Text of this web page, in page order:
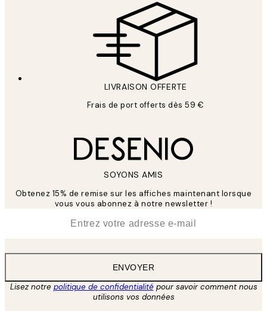
LIVRAISON OFFERTE
Frais de port offerts dès 59 €
SOYONS AMIS
Obtenez 15% de remise sur les affiches maintenant lorsque
vous vous abonnez à notre newsletter !
ENVOYER
Lisez notre politique de confidentialitépour savoir comment nous
utilisons vos données